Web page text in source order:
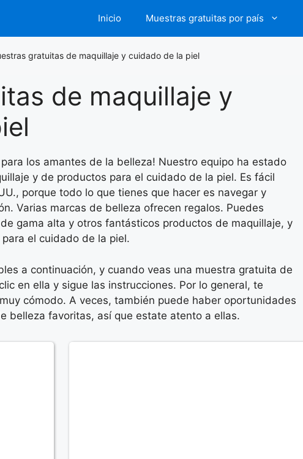
Inicio Muestras gratuitas por país
gratuitas de maquillaje y cuidado de la piel
de maquillaje y
los amantes de la belleza! Nuestro equipo ha estado
y de productos para el cuidado de la piel. Es fácil
porque todo lo que tienes que hacer es navegar y
Varias marcas de belleza ofrecen regalos. Puedes
gama alta y otros fantásticos productos de maquillaje, y
el cuidado de la piel.
a continuación, y cuando veas una muestra gratuita de
en ella y sigue las instrucciones. Por lo general, te
cómodo. A veces, también puede haber oportunidades
belleza favoritas, así que estate atento a ellas.